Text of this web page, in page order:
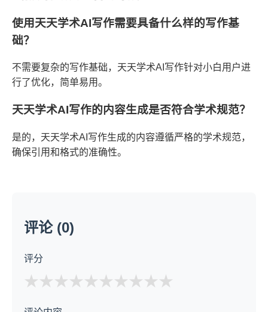
使用天天学术AI写作需要具备什么样的写作基
础？
不需要复杂的写作基础，天天学术AI写作针对小白用户进
行了优化，简单易用。
天天学术AI写作的内容生成是否符合学术规范？
是的，天天学术AI写作生成的内容遵循严格的学术规范，
确保引用和格式的准确性。
评论 (0)
评分
★ ★ ★ ★ ★